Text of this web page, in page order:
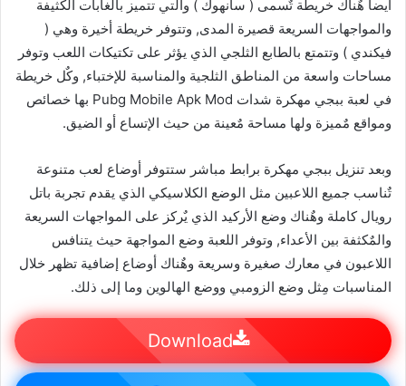
أيضاً هٌناك خريطة تٌسمى ( سانهوك ) والتي تتميز بالغابات الكثيفة
والمواجهات السريعة قصيرة المدى, وتتوفر خريطة أخيرة وهي (
فيكندي ) وتتمتع بالطابع الثلجي الذي يؤثر على تكتيكات اللعب وتوفر
مساحات واسعة من المناطق الثلجية والمناسبة للإختباء, وكٌل خريطة
في لعبة ببجي مهكرة شدات Pubg Mobile Apk Mod بها خصائص
ومواقع مٌميزة ولها مساحة مٌعينة من حيث الإتساع أو الضيق.
وبعد تنزيل ببجي مهكرة برابط مباشر ستتوفر أوضاع لعب متنوعة
تٌناسب جميع اللاعبين مثل الوضع الكلاسيكي الذي يقدم تجربة باتل
رويال كاملة وهٌناك وضع الأركيد الذي يٌركز على المواجهات السريعة
والمٌكثفة بين الأعداء, وتوفر اللعبة وضع المواجهة حيث يتنافس
اللاعبون في معارك صغيرة وسريعة وهٌناك أوضاع إضافية تظهر خلال
المناسبات مِثل وضع الزومبي ووضع الهالوين وما إلى ذلك.
Download